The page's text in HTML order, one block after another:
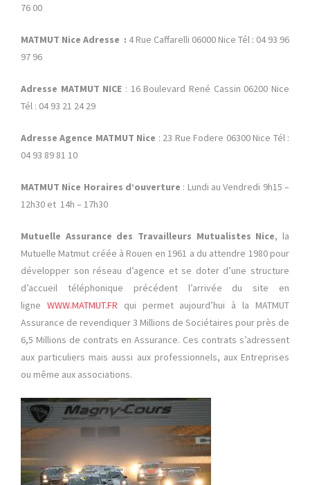
76 00
MATMUT Nice Adresse : 4 Rue Caffarelli 06000 Nice Tél : 04 93 96
97 96
Adresse MATMUT NICE : 16 Boulevard René Cassin 06200 Nice
Tél : 04 93 21 24 29
Adresse Agence MATMUT Nice : 23 Rue Fodere 06300 Nice Tél :
04 93 89 81 10
MATMUT Nice Horaires d’ouverture : Lundi au Vendredi 9h15 –
12h30 et 14h – 17h30
Mutuelle Assurance des Travailleurs Mutualistes Nice, la
Mutuelle Matmut créée à Rouen en 1961 a du attendre 1980 pour
développer son réseau d’agence et se doter d’une structure
d’accueil téléphonique précédent l’arrivée du site en
ligne WWW.MATMUT.FR qui permet aujourd’hui à la MATMUT
Assurance de revendiquer 3 Millions de Sociétaires pour près de
6,5 Millions de contrats en Assurance. Ces contrats s’adressent
aux particuliers mais aussi aux professionnels, aux Entreprises
ou même aux associations.